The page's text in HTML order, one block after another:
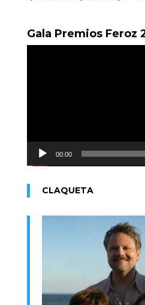
Gala Premios Feroz
00:00
CLAQUETA